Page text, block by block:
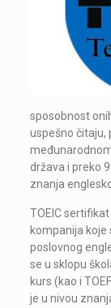
sposobnost
uspešno čitaju,
država i preko
znanja
TOEIC
kompanija
poslovnog
se u sklopu
kurs (kao i
je u nivou